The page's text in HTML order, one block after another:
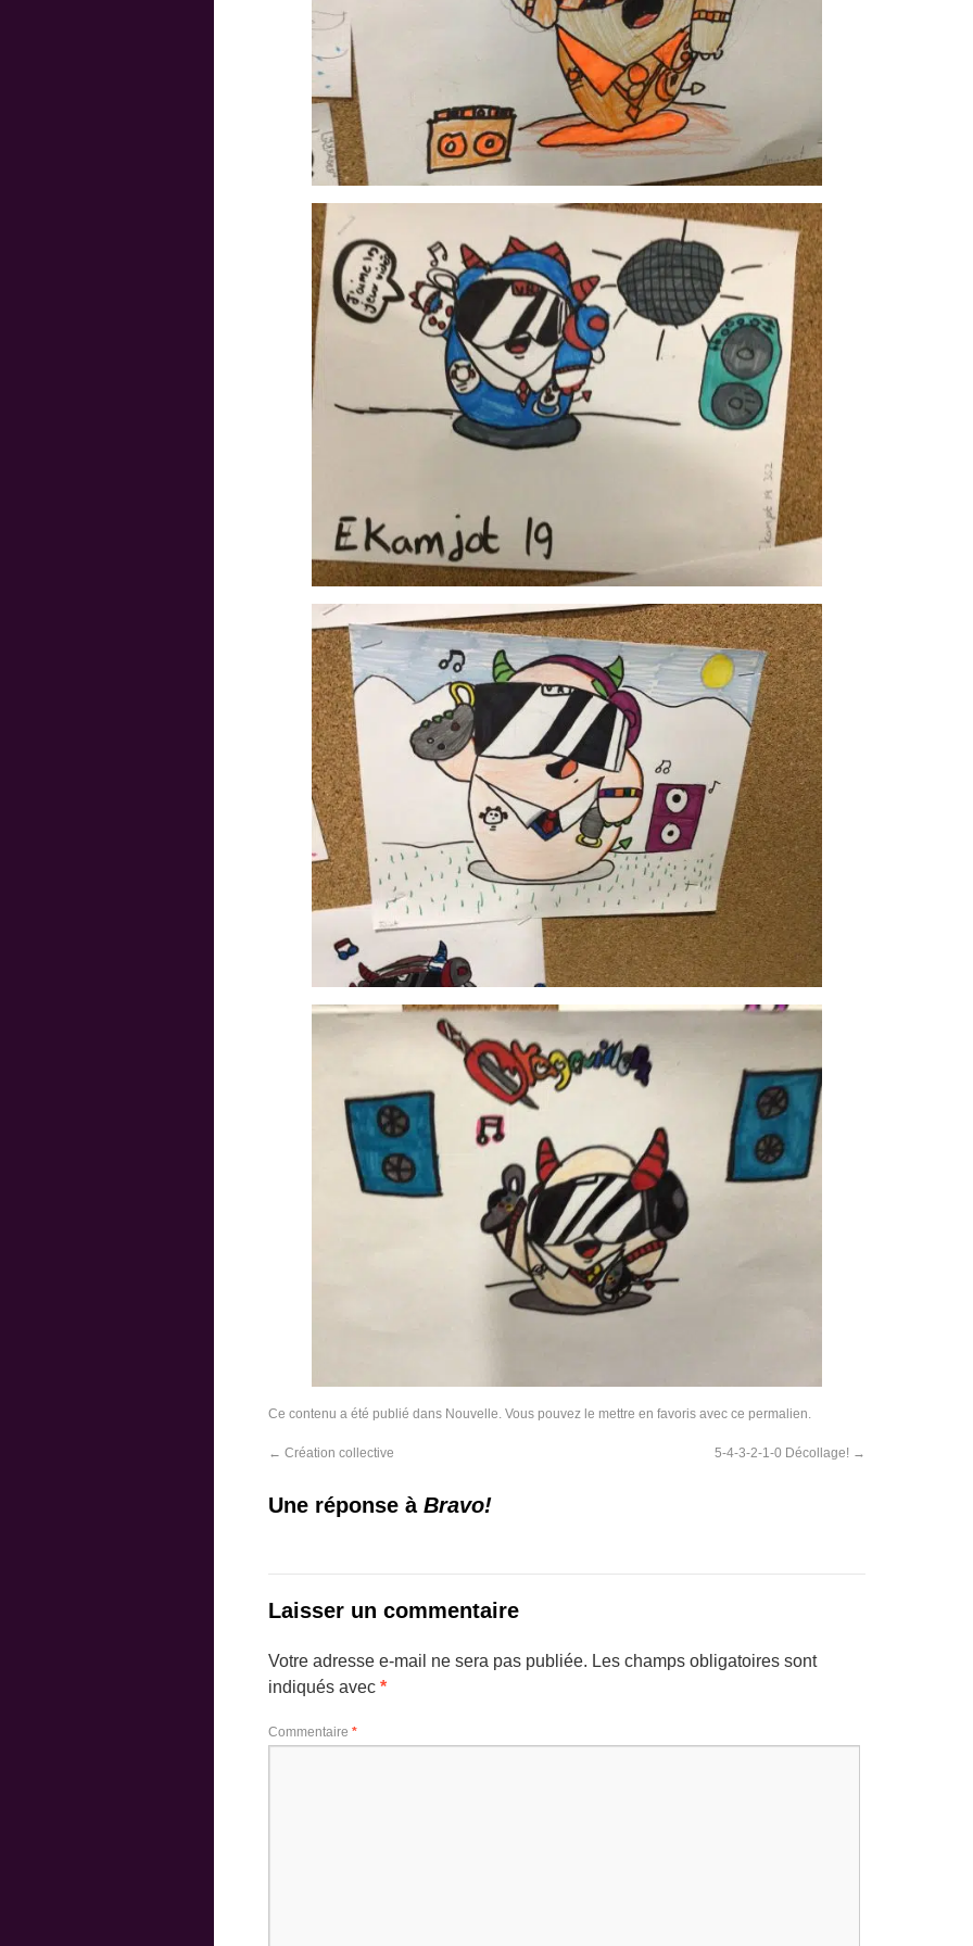
Ce contenu a été publié dans Nouvelle. Vous pouvez le mettre en favoris avec ce permalien.
← Création collective 5-4-3-2-1-0 Décollage! →
Une réponse à Bravo!
Laisser un commentaire
Votre adresse e-mail ne sera pas publiée. Les champs obligatoires sont
indiqués avec *
Commentaire *